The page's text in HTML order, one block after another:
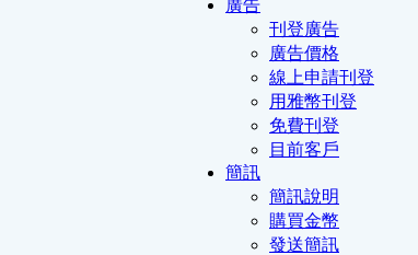
廣告
刊登廣告
廣告價格
線上申請刊登
用雅幣刊登
免費刊登
目前客戶
簡訊
簡訊說明
購買金幣
發送簡訊